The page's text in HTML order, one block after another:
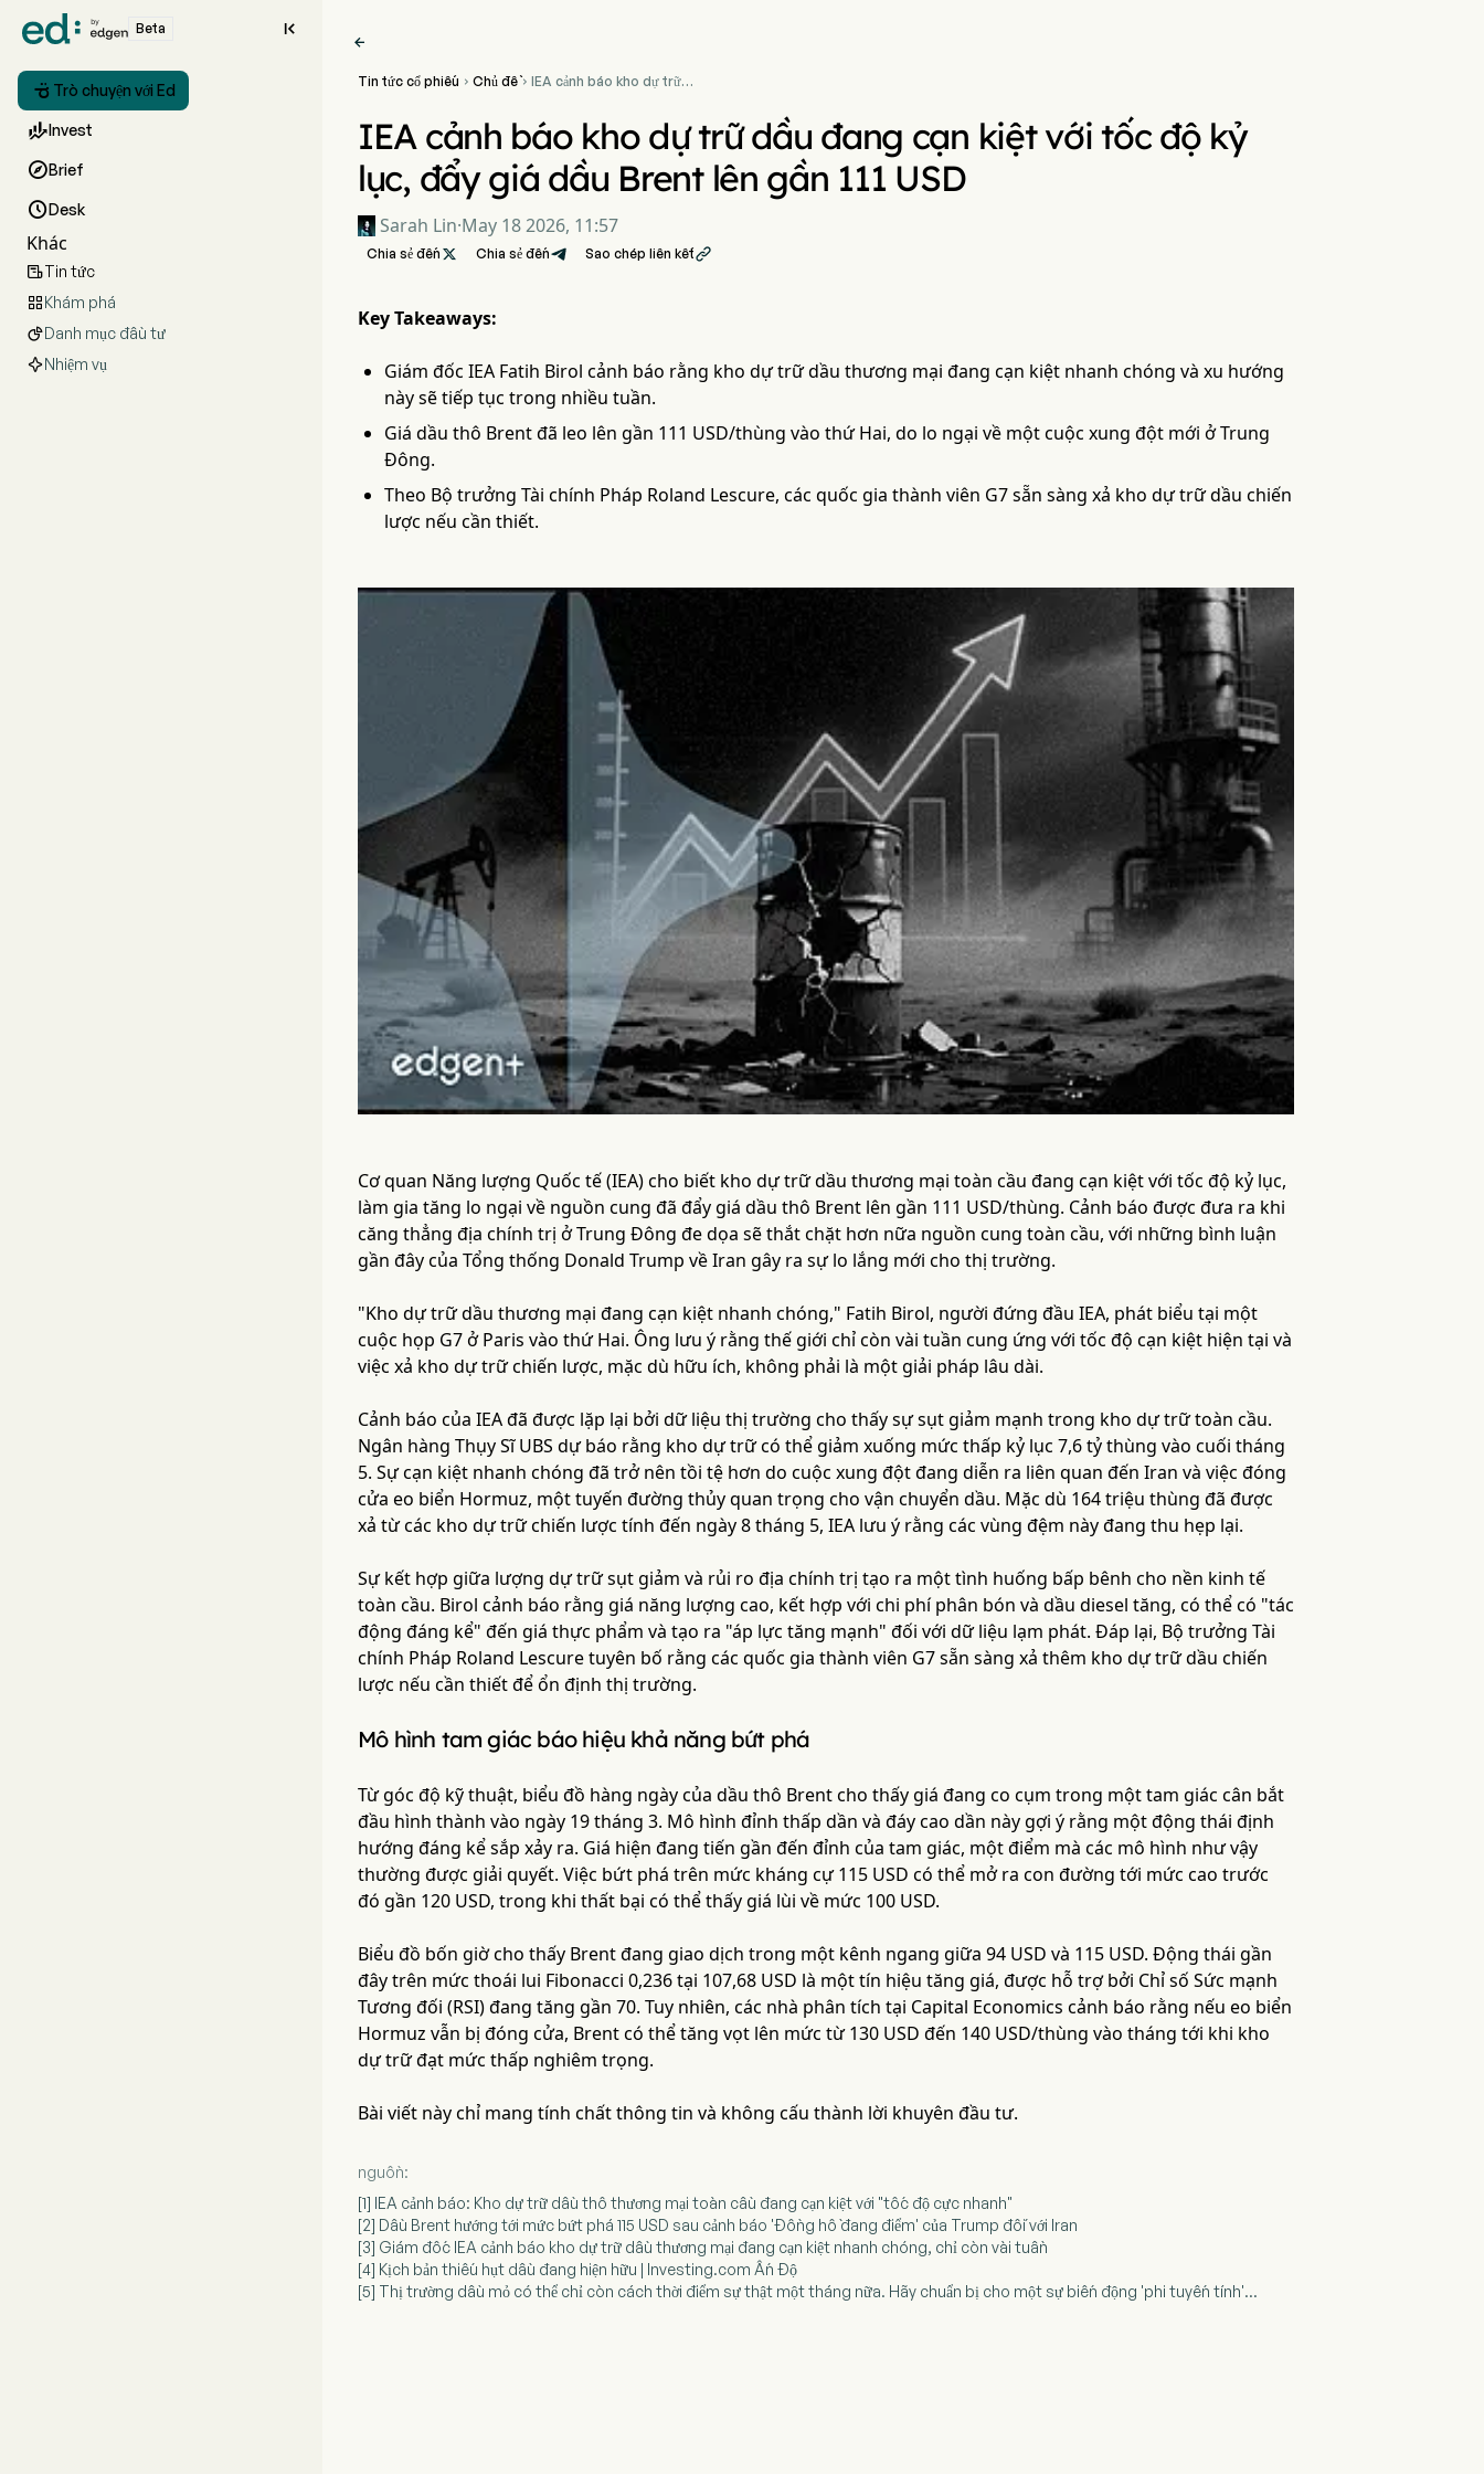
Beta 
 Trò chuyện với Ed
Invest
Brief
Desk
Khác
Tin tức
Khám phá
Danh mục đầu tư
Nhiệm vụ

Tin tức cổ phiếu  Chủ đề IEA cảnh báo kho dự trữ
gần 111 USD
IEA cảnh báo kho dự trữ dầu đang cạn kiệt với tốc độ kỷ
lục, đẩy giá dầu Brent lên gần 111 USD
Sarah Lin·May 18 2026, 11:57
Chia sẻ đến  Chia sẻ đến Sao chép liên kết
Key Takeaways:
Giám đốc IEA Fatih Birol cảnh báo rằng kho dự trữ dầu thương mại đang cạn kiệt nhanh chóng và xu hướng
này sẽ tiếp tục trong nhiều tuần.
Giá dầu thô Brent đã leo lên gần 111 USD/thùng vào thứ Hai, do lo ngại về một cuộc xung đột mới ở Trung
Đông.
Theo Bộ trưởng Tài chính Pháp Roland Lescure, các quốc gia thành viên G7 sẵn sàng xả kho dự trữ dầu chiến
lược nếu cần thiết.
Cơ quan Năng lượng Quốc tế (IEA) cho biết kho dự trữ dầu thương mại toàn cầu đang cạn kiệt với tốc độ kỷ lục,
làm gia tăng lo ngại về nguồn cung đã đẩy giá dầu thô Brent lên gần 111 USD/thùng. Cảnh báo được đưa ra khi
căng thẳng địa chính trị ở Trung Đông đe dọa sẽ thắt chặt hơn nữa nguồn cung toàn cầu, với những bình luận
gần đây của Tổng thống Donald Trump về Iran gây ra sự lo lắng mới cho thị trường.
"Kho dự trữ dầu thương mại đang cạn kiệt nhanh chóng," Fatih Birol, người đứng đầu IEA, phát biểu tại một
cuộc họp G7 ở Paris vào thứ Hai. Ông lưu ý rằng thế giới chỉ còn vài tuần cung ứng với tốc độ cạn kiệt hiện tại và
việc xả kho dự trữ chiến lược, mặc dù hữu ích, không phải là một giải pháp lâu dài.
Cảnh báo của IEA đã được lặp lại bởi dữ liệu thị trường cho thấy sự sụt giảm mạnh trong kho dự trữ toàn cầu.
Ngân hàng Thụy Sĩ UBS dự báo rằng kho dự trữ có thể giảm xuống mức thấp kỷ lục 7,6 tỷ thùng vào cuối tháng
5. Sự cạn kiệt nhanh chóng đã trở nên tồi tệ hơn do cuộc xung đột đang diễn ra liên quan đến Iran và việc đóng
cửa eo biển Hormuz, một tuyến đường thủy quan trọng cho vận chuyển dầu. Mặc dù 164 triệu thùng đã được
xả từ các kho dự trữ chiến lược tính đến ngày 8 tháng 5, IEA lưu ý rằng các vùng đệm này đang thu hẹp lại.
Sự kết hợp giữa lượng dự trữ sụt giảm và rủi ro địa chính trị tạo ra một tình huống bấp bênh cho nền kinh tế
toàn cầu. Birol cảnh báo rằng giá năng lượng cao, kết hợp với chi phí phân bón và dầu diesel tăng, có thể có "tác
động đáng kể" đến giá thực phẩm và tạo ra "áp lực tăng mạnh" đối với dữ liệu lạm phát. Đáp lại, Bộ trưởng Tài
chính Pháp Roland Lescure tuyên bố rằng các quốc gia thành viên G7 sẵn sàng xả thêm kho dự trữ dầu chiến
lược nếu cần thiết để ổn định thị trường.
Mô hình tam giác báo hiệu khả năng bứt phá
Từ góc độ kỹ thuật, biểu đồ hàng ngày của dầu thô Brent cho thấy giá đang co cụm trong một tam giác cân bắt
đầu hình thành vào ngày 19 tháng 3. Mô hình đỉnh thấp dần và đáy cao dần này gợi ý rằng một động thái định
hướng đáng kể sắp xảy ra. Giá hiện đang tiến gần đến đỉnh của tam giác, một điểm mà các mô hình như vậy
thường được giải quyết. Việc bứt phá trên mức kháng cự 115 USD có thể mở ra con đường tới mức cao trước
đó gần 120 USD, trong khi thất bại có thể thấy giá lùi về mức 100 USD.
Biểu đồ bốn giờ cho thấy Brent đang giao dịch trong một kênh ngang giữa 94 USD và 115 USD. Động thái gần
đây trên mức thoái lui Fibonacci 0,236 tại 107,68 USD là một tín hiệu tăng giá, được hỗ trợ bởi Chỉ số Sức mạnh
Tương đối (RSI) đang tăng gần 70. Tuy nhiên, các nhà phân tích tại Capital Economics cảnh báo rằng nếu eo biển
Hormuz vẫn bị đóng cửa, Brent có thể tăng vọt lên mức từ 130 USD đến 140 USD/thùng vào tháng tới khi kho
dự trữ đạt mức thấp nghiêm trọng.
Bài viết này chỉ mang tính chất thông tin và không cấu thành lời khuyên đầu tư.
nguồn:
[1] IEA cảnh báo: Kho dự trữ dầu thô thương mại toàn cầu đang cạn kiệt với "tốc độ cực nhanh"
[2] Dầu Brent hướng tới mức bứt phá 115 USD sau cảnh báo 'Đồng hồ đang điểm' của Trump đối với Iran
[3] Giám đốc IEA cảnh báo kho dự trữ dầu thương mại đang cạn kiệt nhanh chóng, chỉ còn vài tuần
[4] Kịch bản thiếu hụt dầu đang hiện hữu | Investing.com Ấn Độ
[5] Thị trường dầu mỏ có thể chỉ còn cách thời điểm sự thật một tháng nữa. Hãy chuẩn bị cho một sự biến động 'phi tuyến tính'...